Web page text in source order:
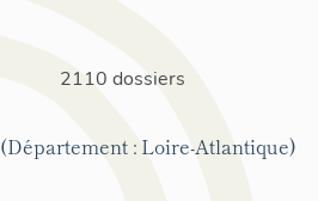
2110 dossiers
(Département : Loire-Atlantique)